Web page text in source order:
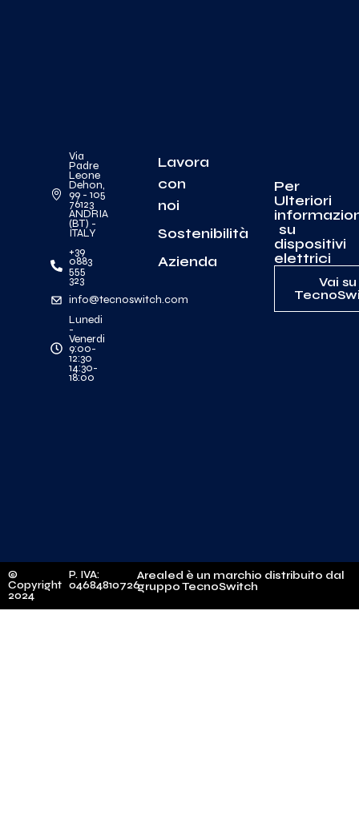
Via
Padre
Leone
Dehon,
99 - 105
76123
ANDRIA
(BT) -
ITALY
+39
0883
555
323
info@tecnoswitch.com
Lunedi
-
Venerdi
9:00-
12:30
14:30-
18:00
Lavora
con
noi
Sostenibilità
Azienda
Per
Ulteriori
su
dispositivi
elettrici
Vai su
©
Copyright
2024
P. IVA:
04684810726
Arealed è un marchio distribuito dal
gruppo TecnoSwitch